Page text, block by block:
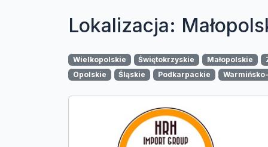
Lokalizacja:
Wielkopolskie Świętokrzyskie Małopolskie
Opolskie
Śląskie Podkarpackie